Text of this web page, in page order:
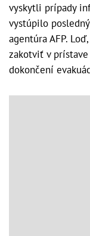
vyskytli prípady
vystúpilo
agentúra AFP.
zakotviť v
dokončení